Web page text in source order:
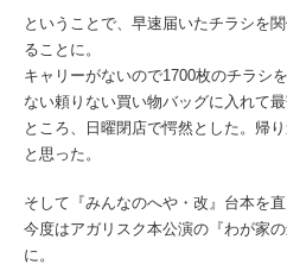
ということで、早速届いたチラシを
ることに。
キャリーがないので1700枚のチラシ
ない頼りない買い物バッグに入れて
ところ、日曜閉店で愕然とした。帰
と思った。
そして『みんなのへや・改』台本を直
今度はアガリスク本公演の『わが家
に。